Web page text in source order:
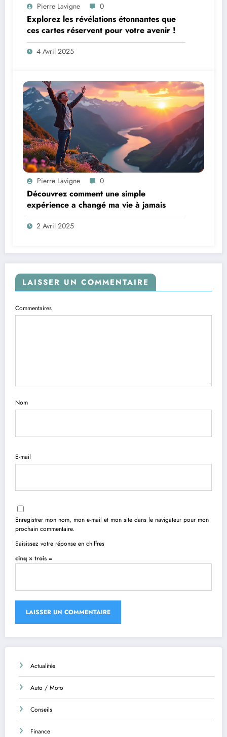
Pierre Lavigne 0
Explorez les révélations étonnantes que
ces cartes réservent pour votre avenir !
4 Avril 2025
Pierre Lavigne 0
Découvrez comment une simple
expérience a changé ma vie à jamais
2 Avril 2025
LAISSER UN COMMENTAIRE
Commentaires
Nom
E-mail
Enregistrer mon nom, mon e-mail et mon site dans le navigateur pour mon
prochain commentaire.
Saisissez votre réponse en chiffres
cinq × trois =
Actualités
Auto / Moto
Conseils
Finance